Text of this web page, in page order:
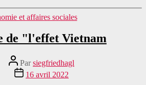
Catégories
et affaires sociales
de "l'effet Vietnam
Auteur
du
message
Parsiegfriedhagl
Date16 avril 2022